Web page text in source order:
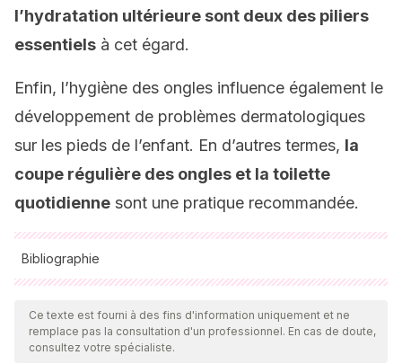
l’hydratation ultérieure sont deux des piliers
essentiels à cet égard.
Enfin, l’hygiène des ongles influence également le
développement de problèmes dermatologiques
sur les pieds de l’enfant. En d’autres termes, la
coupe régulière des ongles et la toilette
quotidienne sont une pratique recommandée.
Bibliographie
Toutes les sources citées ont été examinées en profondeur
par notre équipe pour garantir leur qualité, leur fiabilité, leur
actualité et leur validité. La bibliographie de cet article a été
Ce texte est fourni à des fins d'information uniquement et ne
remplace pas la consultation d'un professionnel. En cas de doute,
consultez votre spécialiste.